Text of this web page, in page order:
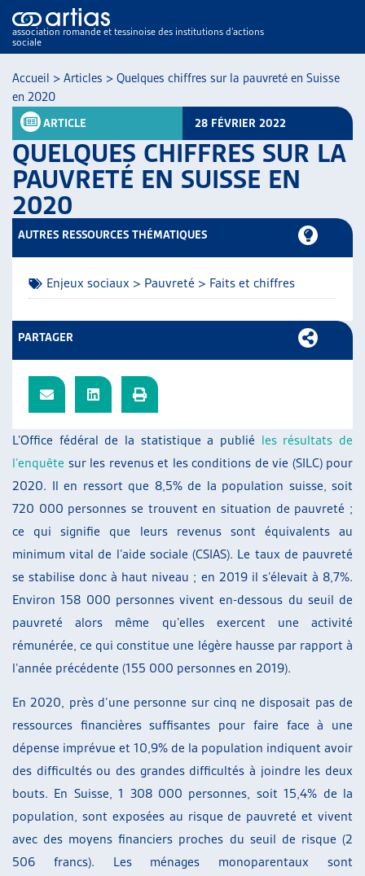
association romande et tessinoise des institutions d’actions
sociale
NOS PUBLICATIONS
ARTICLES
RESSOURCES
GUIDE SOCIAL ROMAND
ARTIAS
L’ASSOCIATION
JOURNÉES D’AUTOMNE
Accueil > Articles > Quelques chiffres sur la pauvreté en Suisse
en 2020
ARTICLE 28 FÉVRIER 2022
QUELQUES CHIFFRES SUR LA
PAUVRETÉ EN SUISSE EN
2020
L’Office fédéral de la statistique a publié les résultats de
l’enquête sur les revenus et les conditions de vie (SILC) pour
2020. Il en ressort que 8,5% de la population suisse, soit
720 000 personnes se trouvent en situation de pauvreté ;
ce qui signifie que leurs revenus sont équivalents au
minimum vital de l’aide sociale (CSIAS). Le taux de pauvreté
se stabilise donc à haut niveau ; en 2019 il s’élevait à 8,7%.
Environ 158 000 personnes vivent en-dessous du seuil de
pauvreté alors même qu’elles exercent une activité
rémunérée, ce qui constitue une légère hausse par rapport à
l’année précédente (155 000 personnes en 2019).
En 2020, près d’une personne sur cinq ne disposait pas de
ressources financières suffisantes pour faire face à une
dépense imprévue et 10,9% de la population indiquent avoir
des difficultés ou des grandes difficultés à joindre les deux
bouts. En Suisse, 1 308 000 personnes, soit 15,4% de la
population, sont exposées au risque de pauvreté et vivent
avec des moyens financiers proches du seuil de risque (2
506 francs). Les ménages monoparentaux sont
AUTRES RESSOURCES THÉMATIQUES
Enjeux sociaux > Pauvreté > Faits et chiffres
PARTAGER